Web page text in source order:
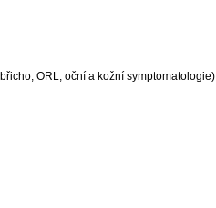
ORL, oční a kožní symptomatologie)